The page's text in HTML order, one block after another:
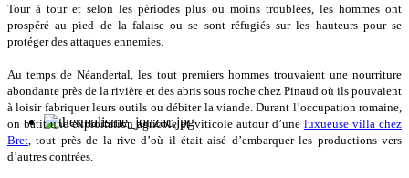
Tour à tour et selon les périodes plus ou moins troublées, les hommes ont
prospéré au pied de la falaise ou se sont réfugiés sur les hauteurs pour se
protéger des attaques ennemies.
Au temps de Néandertal, les tout premiers hommes trouvaient une nourriture
abondante près de la rivière et des abris sous roche chez Pinaud où ils pouvaient
à loisir fabriquer leurs outils ou débiter la viande. Durant l’occupation romaine,
on bâtit une exploitation agricole et viticole autour d’une luxueuse villa chez
Bret, tout près de la rive d’où il était aisé d’embarquer les productions vers
d’autres contrées.